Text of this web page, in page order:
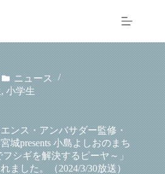
ニュース
,小学生
ンス・アンバサダー監修・
城presents 小島よしおのまち
シギを解決するピーヤ～」
ました。（2024/3/30放送）